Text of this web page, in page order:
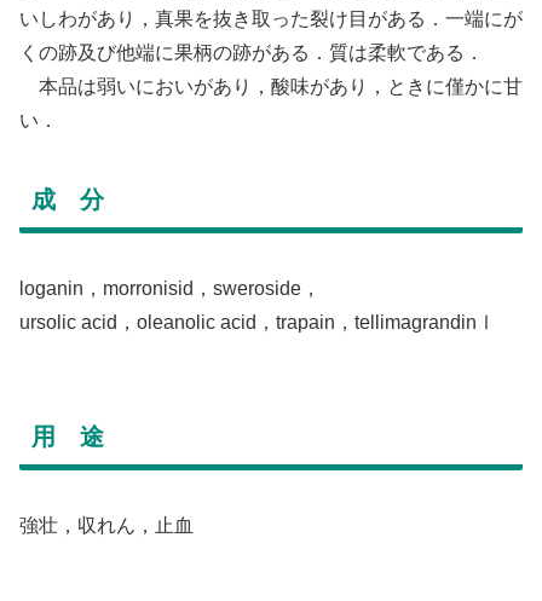
いしわがあり，真果を抜き取った裂け目がある．一端にが
くの跡及び他端に果柄の跡がある．質は柔軟である．
本品は弱いにおいがあり，酸味があり，ときに僅かに甘
い．
成 分
loganin，morronisid，sweroside，
ursolic acid，oleanolic acid，trapain，tellimagrandinⅠ
用 途
強壮，収れん，止血